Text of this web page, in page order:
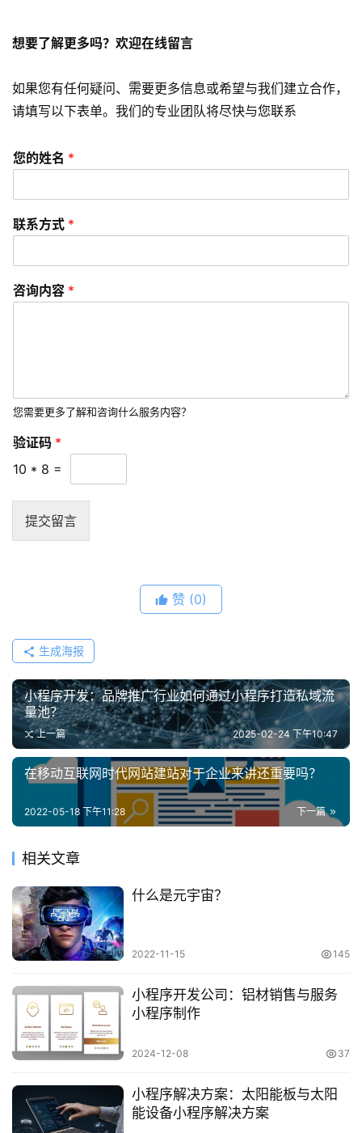
想要了解更多吗？欢迎在线留言
如果您有任何疑问、需要更多信息或希望与我们建立合作，
请填写以下表单。我们的专业团队将尽快与您联系
您的姓名 *
联系方式 *
咨询内容 *
您需要更多了解和咨询什么服务内容？
验证码 *
10 * 8 =
提交留言
赞 (0)
生成海报
小程序开发：品牌推广行业如何通过小程序打造私域流
量池？
上一篇 2025-02-24 下午10:47
在移动互联网时代网站建站对于企业来讲还重要吗？
下一篇
2022-05-18 下午11:28
相关文章
什么是元宇宙？
2022-11-15 145
小程序开发公司：铝材销售与服务
小程序制作
2024-12-08 37
小程序解决方案：太阳能板与太阳
能设备小程序解决方案